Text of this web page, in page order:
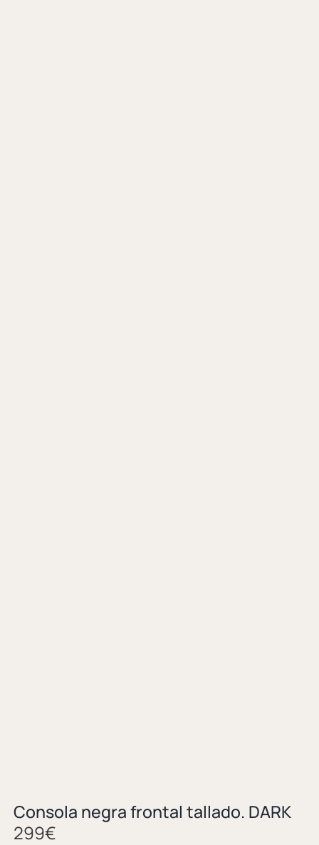
Consola negra frontal tallado. DARK
299€